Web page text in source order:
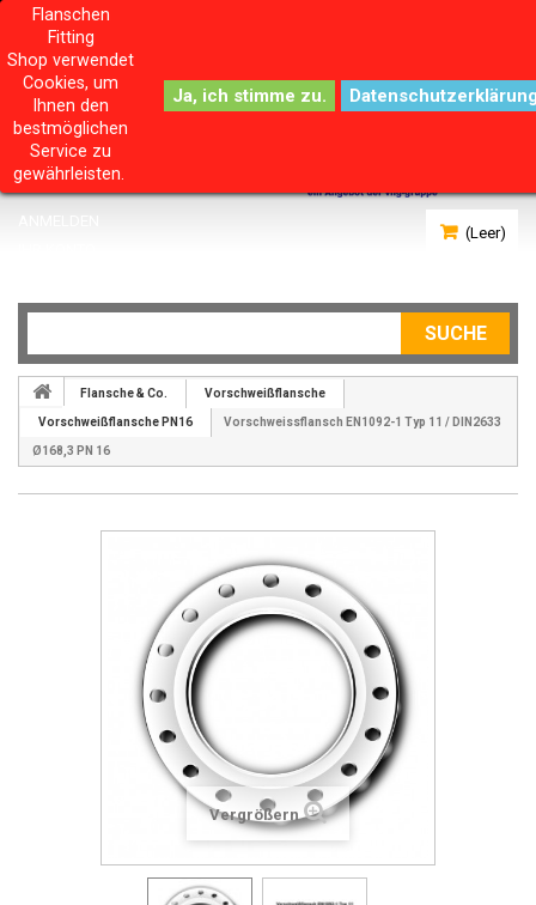
(Leer)
SUCHE
Flanschen
Fitting
Shop verwendet
Cookies, um
Ihnen den
bestmöglichen
Service zu
gewährleisten.
Flansche & Co. Vorschweißflansche
Vorschweißflansche PN16 Vorschweissflansch EN1092-1 Typ 11 / DIN2633
Ø168,3 PN 16
Vergrößern